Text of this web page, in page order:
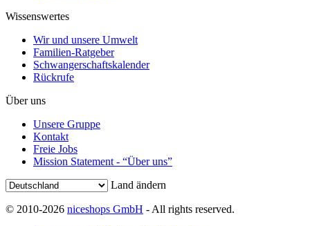
Wissenswertes
Wir und unsere Umwelt
Familien-Ratgeber
Schwangerschaftskalender
Rückrufe
Über uns
Unsere Gruppe
Kontakt
Freie Jobs
Mission Statement - “Über uns”
Land ändern
© 2010-2026 niceshops GmbH - All rights reserved.